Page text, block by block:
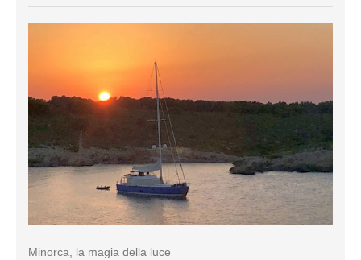
Minorca, la magia della luce